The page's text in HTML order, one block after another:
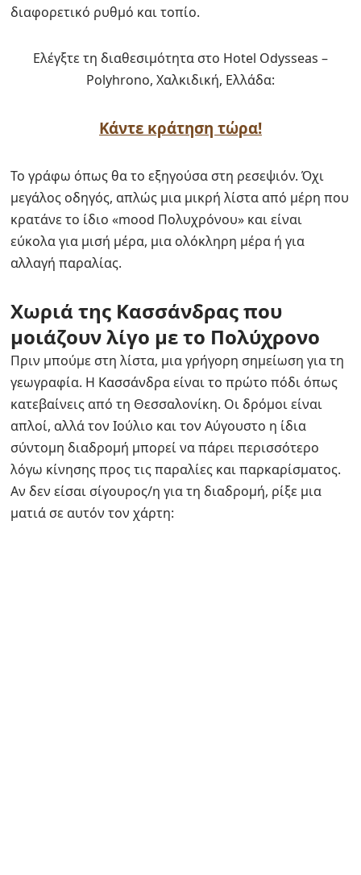
διαφορετικό ρυθμό και τοπίο.
Ελέγξτε τη διαθεσιμότητα στο Hotel Odysseas –
Polyhrono, Χαλκιδική, Ελλάδα:
Κάντε κράτηση τώρα!
Το γράφω όπως θα το εξηγούσα στη ρεσεψιόν. Όχι
μεγάλος οδηγός, απλώς μια μικρή λίστα από μέρη που
κρατάνε το ίδιο «mood Πολυχρόνου» και είναι
εύκολα για μισή μέρα, μια ολόκληρη μέρα ή για
αλλαγή παραλίας.
Χωριά της Κασσάνδρας που
μοιάζουν λίγο με το Πολύχρονο
Πριν μπούμε στη λίστα, μια γρήγορη σημείωση για τη
γεωγραφία. Η Κασσάνδρα είναι το πρώτο πόδι όπως
κατεβαίνεις από τη Θεσσαλονίκη. Οι δρόμοι είναι
απλοί, αλλά τον Ιούλιο και τον Αύγουστο η ίδια
σύντομη διαδρομή μπορεί να πάρει περισσότερο
λόγω κίνησης προς τις παραλίες και παρκαρίσματος.
Αν δεν είσαι σίγουρος/η για τη διαδρομή, ρίξε μια
ματιά σε αυτόν τον χάρτη: